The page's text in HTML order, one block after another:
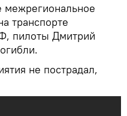
межрегиональное
транспорте
пилоты Дмитрий
не пострадал,